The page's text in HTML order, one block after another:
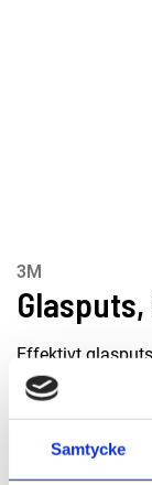
Samtycke
3M
Effektivt
beläggningar
glas, plast, krom
Artikelnr: 08631